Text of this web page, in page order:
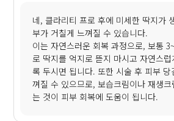
네, 클라리티 프로 후에 미세한 딱지가
부가 거칠게 느껴질 수 있습니다.
이는 자연스러운 회복 과정으로, 보통
로 딱지를 억지로 뜯지 마시고 자연스
록 두시면 됩니다. 또한 시술 후 피부 당
껴질 수 있으므로, 보습크림이나 재생
는 것이 피부 회복에 도움이 됩니다.